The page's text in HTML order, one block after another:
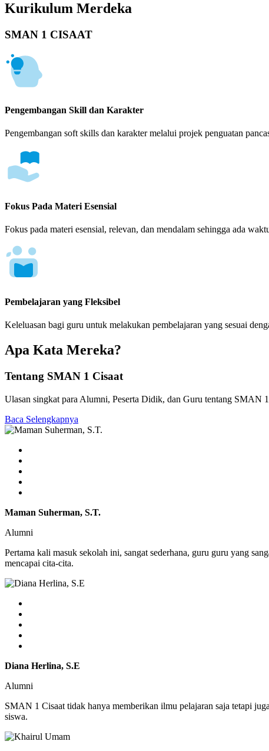
Kurikulum Merdeka
SMAN 1 CISAAT
Pengembangan Skill dan Karakter
Pengembangan soft skills dan karakter melalui projek penguatan
Fokus Pada Materi Esensial
Fokus pada materi esensial, relevan, dan mendalam sehingga ada
Pembelajaran yang Fleksibel
Keleluasan bagi guru untuk melakukan pembelajaran yang sesuai
Apa Kata Mereka?
Tentang SMAN 1 Cisaat
Ulasan singkat para Alumni, Peserta Didik, dan Guru tentang SMAN
Baca Selengkapnya
Maman Suherman, S.T.
Alumni
Pertama kali masuk sekolah ini, sangat sederhana, guru guru yang
mencapai cita-cita.
Diana Herlina, S.E
Alumni
SMAN 1 Cisaat tidak hanya memberikan ilmu pelajaran saja tetapi
siswa.